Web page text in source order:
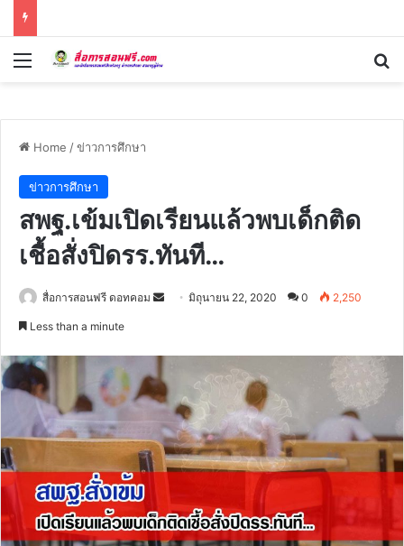
Menu
Home /ข่าวการศึกษา
ข่าวการศึกษา
สพฐ.เข้มเปิดเรียนแล้วพบเด็กติด
เชื้อสั่งปิดรร.ทันที…
สื่อการสอนฟรี ดอทคอม
Sendมิถุนายน 22, 2020 0 2,250
Less than a minute